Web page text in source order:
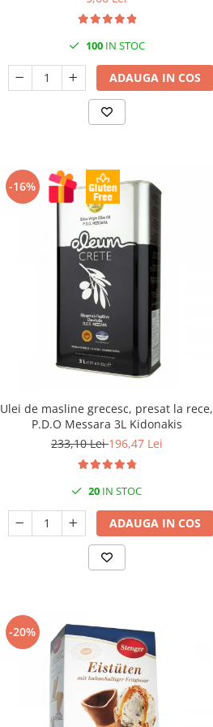
100IN STOC
ADAUGA IN COS
-16%
Ulei de masline grecesc, presat la rece,
P.D.O Messara 3L Kidonakis
233,10 Lei196,47 Lei
20 IN STOC
ADAUGA IN COS
-20%